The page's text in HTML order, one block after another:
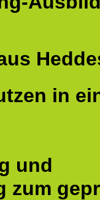
in
und
zum